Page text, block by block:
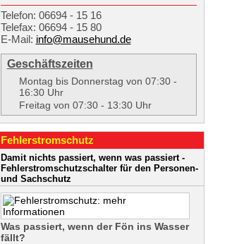
Telefon: 06694 - 15 16
Telefax: 06694 - 15 80
E-Mail: info@mausehund.de
Geschäftszeiten
Montag bis Donnerstag von 07:30 -
16:30 Uhr
Freitag von 07:30 - 13:30 Uhr
Fehler­strom­schutz
Damit nichts passiert, wenn was passiert -
Fehler­strom­schutz­schalter für den Personen-
und Sachschutz
Was passiert, wenn der Fön ins Wasser
fällt?